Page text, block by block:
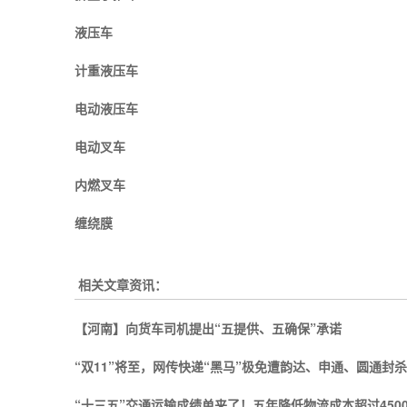
液压车
计重液压车
电动液压车
电动叉车
内燃叉车
缠绕膜
相关文章资讯：
【河南】向货车司机提出“五提供、五确保”承诺
“双11”将至，网传快递“黑马”极免遭韵达、申通、圆通封杀